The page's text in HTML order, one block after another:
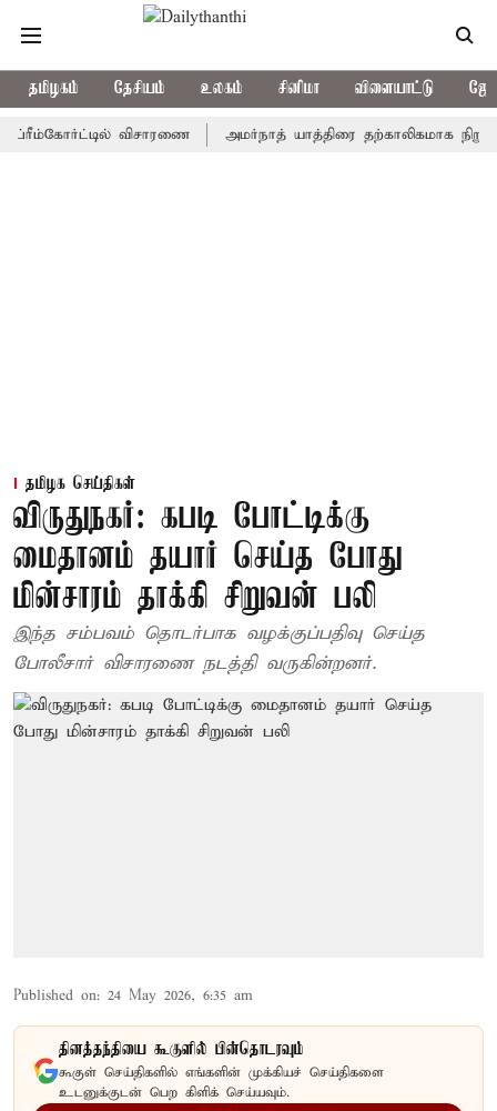
தமிழகம் தேசியம் உலகம் சினிமா விளையாட்டு
விசாரணை அமர்நாத் யாத்திரை தற்காலிகமாக நிறுத்தம்
தமிழக செய்திகள்
விருதுநகர்: கபடி போட்டிக்கு
மைதானம் தயார் செய்த போது
மின்சாரம் தாக்கி சிறுவன் பலி
இந்த சம்பவம் தொடர்பாக வழக்குப்பதிவு செய்த
போலீசார் விசாரணை நடத்தி வருகின்றனர்.
Published on: 24 May 2026, 6:35 am
தினத்தந்தியை கூகுளில் பின்தொடரவும்
கூகுள் செய்திகளில் எங்களின் முக்கியச் செய்திகளை
உடனுக்குடன் பெற கிளிக் செய்யவும்.